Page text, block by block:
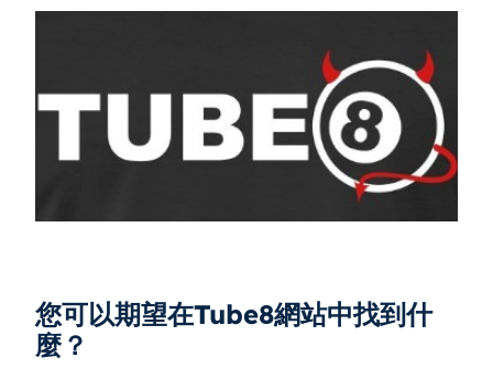
您可以期望在Tube8網站中找到什
麼？